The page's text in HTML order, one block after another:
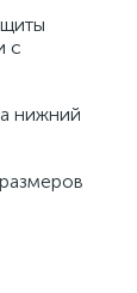
с
нижний